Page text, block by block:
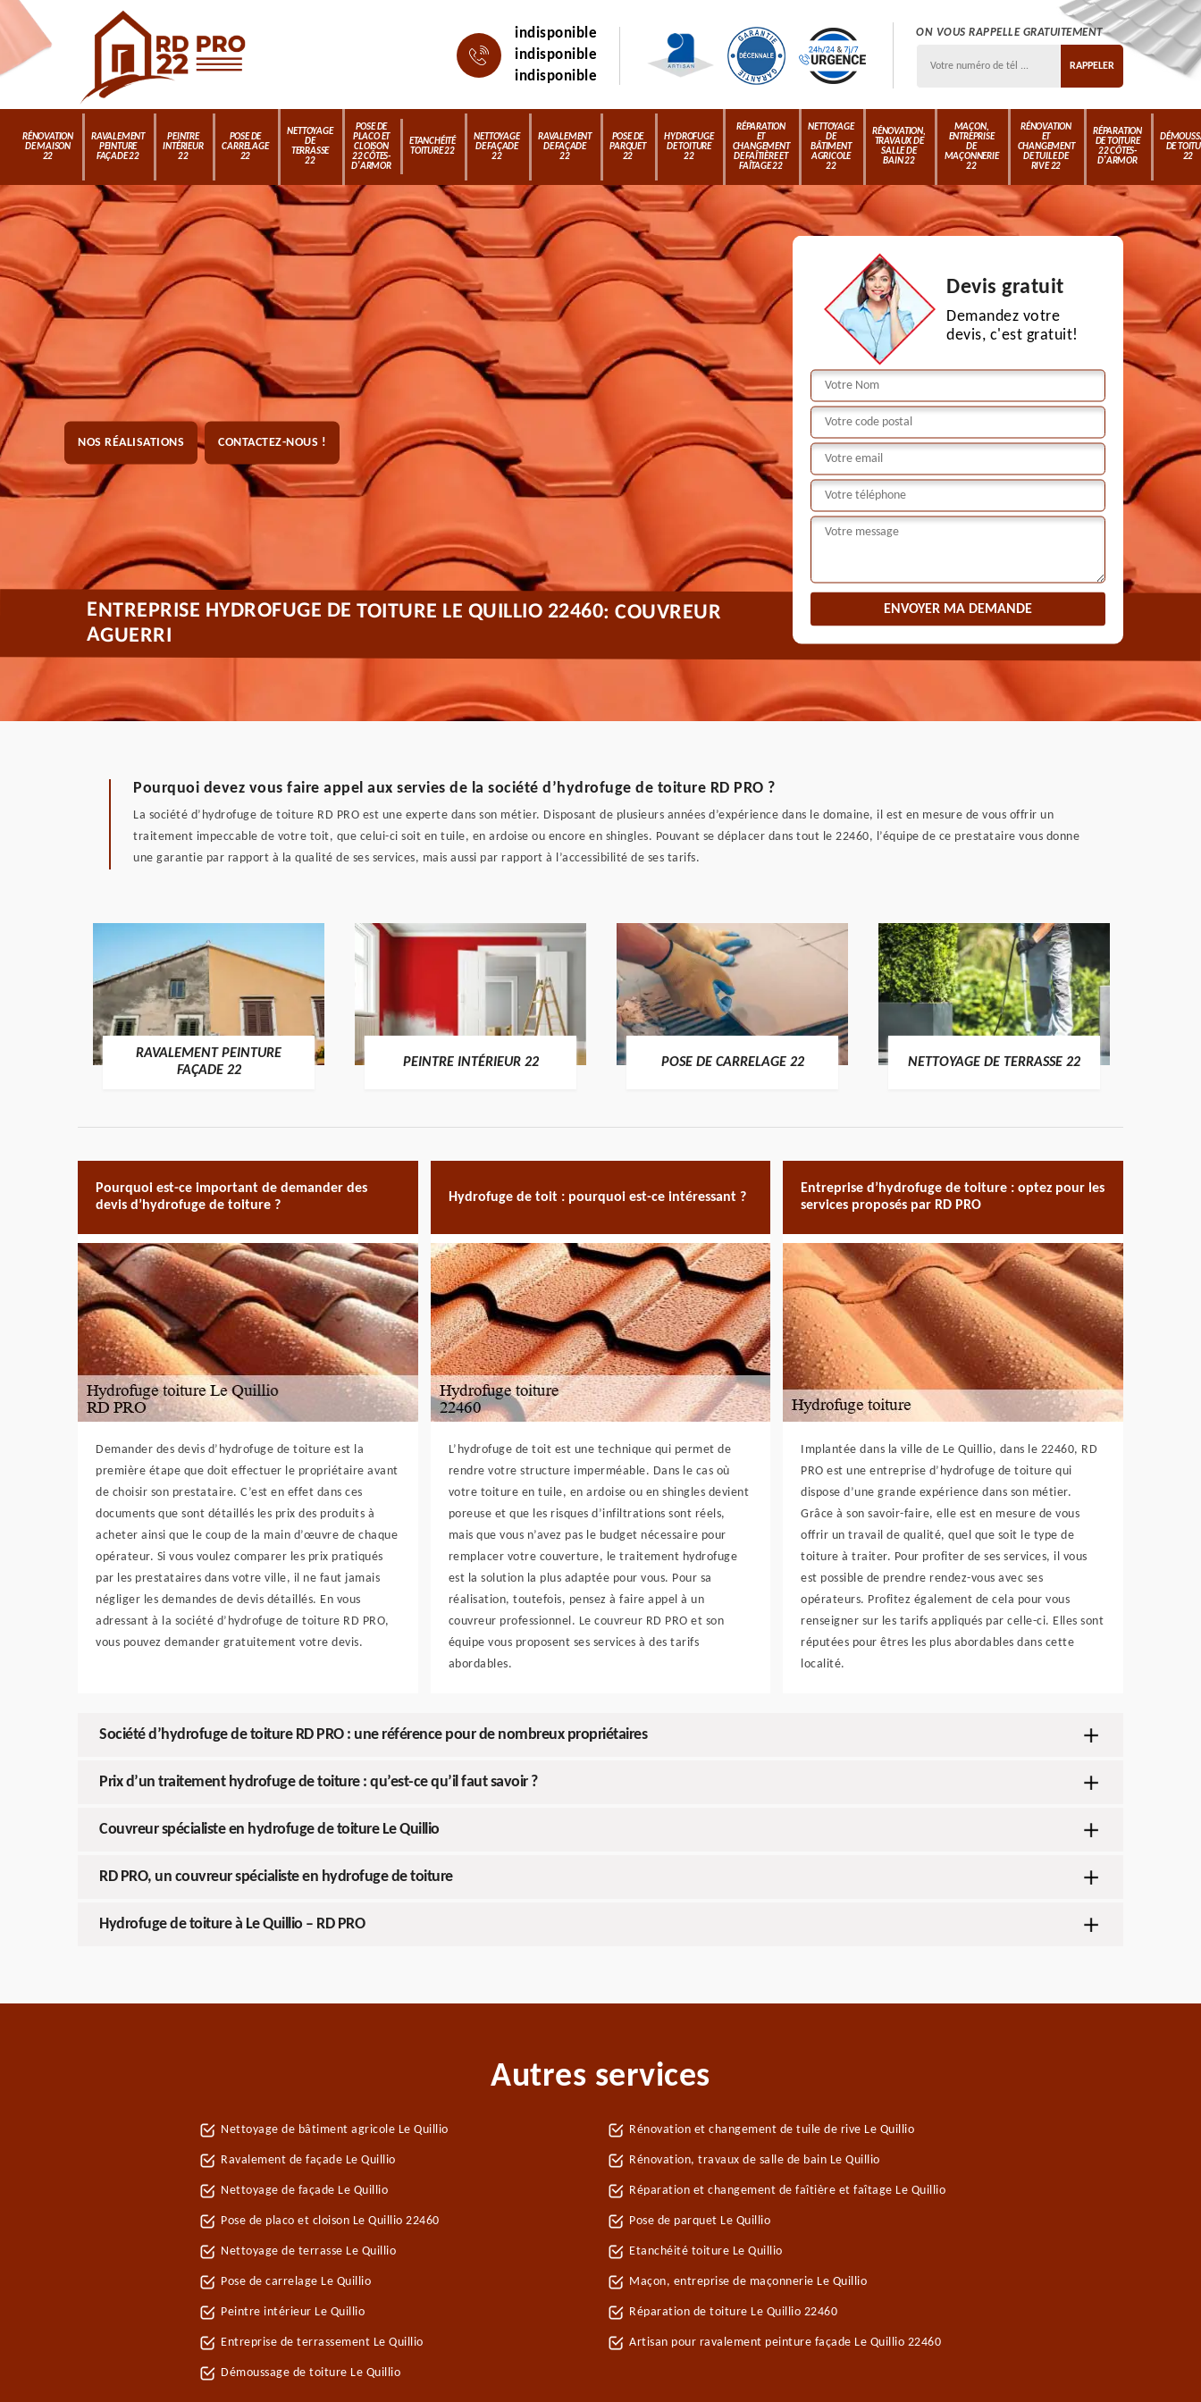
indisponible
indisponible
indisponible
ON VOUS RAPPELLE GRATUITEMENT
RÉNOVATION
DE MAISON
22
RAVALEMENT
PEINTURE
FAÇADE 22
PEINTRE
INTÉRIEUR
22
POSE DE
CARRELAGE
22
NETTOYAGE
DE
TERRASSE
22
POSE DE
PLACO ET
CLOISON
22 CÔTES-
D'ARMOR
ETANCHÉITÉ
TOITURE 22
NETTOYAGE
DE FAÇADE
22
RAVALEMENT
DE FAÇADE
22
POSE DE
PARQUET
22
HYDROFUGE
DE TOITURE
22
RÉPARATION
ET
CHANGEMENT
DE FAÎTIÈRE ET
FAÎTAGE 22
NETTOYAGE
DE
BÂTIMENT
AGRICOLE
22
RÉNOVATION,
TRAVAUX DE
SALLE DE
BAIN 22
MAÇON,
ENTREPRISE
DE
MAÇONNERIE
22
RÉNOVATION
ET
CHANGEMENT
DE TUILE DE
RIVE 22
RÉPARATION
DE TOITURE
22 CÔTES-
D'ARMOR
DE
22
NOS RÉALISATIONS CONTACTEZ-NOUS !
Devis gratuit
Demandez votre
devis, c'est gratuit!
ENTREPRISE HYDROFUGE DE TOITURE LE QUILLIO 22460: COUVREUR
AGUERRI
Pourquoi devez vous faire appel aux servies de la société d’hydrofuge de toiture RD PRO ?
La société d’hydrofuge de toiture RD PRO est une experte dans son métier. Disposant de plusieurs années d’expérience dans le domaine, il est en mesure de vous offrir un
traitement impeccable de votre toit, que celui-ci soit en tuile, en ardoise ou encore en shingles. Pouvant se déplacer dans tout le 22460, l’équipe de ce prestataire vous donne
une garantie par rapport à la qualité de ses services, mais aussi par rapport à l’accessibilité de ses tarifs.
RAVALEMENT PEINTURE
FAÇADE 22
PEINTRE INTÉRIEUR 22 POSE DE CARRELAGE 22 NETTOYAGE DE TERRASSE 22
Pourquoi est-ce important de demander des
devis d’hydrofuge de toiture ?
Demander des devis d’hydrofuge de toiture est la
première étape que doit effectuer le propriétaire avant
de choisir son prestataire. C’est en effet dans ces
documents que sont détaillés les prix des produits à
acheter ainsi que le coup de la main d’œuvre de chaque
opérateur. Si vous voulez comparer les prix pratiqués
par les prestataires dans votre ville, il ne faut jamais
négliger les demandes de devis détaillés. En vous
adressant à la société d’hydrofuge de toiture RD PRO,
vous pouvez demander gratuitement votre devis.
Hydrofuge de toit : pourquoi est-ce intéressant ?
L’hydrofuge de toit est une technique qui permet de
rendre votre structure imperméable. Dans le cas où
votre toiture en tuile, en ardoise ou en shingles devient
poreuse et que les risques d’infiltrations sont réels,
mais que vous n’avez pas le budget nécessaire pour
remplacer votre couverture, le traitement hydrofuge
est la solution la plus adaptée pour vous. Pour sa
réalisation, toutefois, pensez à faire appel à un
couvreur professionnel. Le couvreur RD PRO et son
équipe vous proposent ses services à des tarifs
abordables.
Entreprise d’hydrofuge de toiture : optez pour les
services proposés par RD PRO
Implantée dans la ville de Le Quillio, dans le 22460, RD
PRO est une entreprise d’hydrofuge de toiture qui
dispose d’une grande expérience dans son métier.
Grâce à son savoir-faire, elle est en mesure de vous
offrir un travail de qualité, quel que soit le type de
toiture à traiter. Pour profiter de ses services, il vous
est possible de prendre rendez-vous avec ses
opérateurs. Profitez également de cela pour vous
renseigner sur les tarifs appliqués par celle-ci. Elles sont
réputées pour êtres les plus abordables dans cette
localité.
Société d’hydrofuge de toiture RD PRO : une référence pour de nombreux propriétaires
Prix d’un traitement hydrofuge de toiture : qu’est-ce qu’il faut savoir ?
Couvreur spécialiste en hydrofuge de toiture Le Quillio
RD PRO, un couvreur spécialiste en hydrofuge de toiture
Hydrofuge de toiture à Le Quillio – RD PRO
Autres services
Nettoyage de bâtiment agricole Le Quillio
Ravalement de façade Le Quillio
Nettoyage de façade Le Quillio
Pose de placo et cloison Le Quillio 22460
Nettoyage de terrasse Le Quillio
Pose de carrelage Le Quillio
Peintre intérieur Le Quillio
Entreprise de terrassement Le Quillio
Démoussage de toiture Le Quillio
Rénovation et changement de tuile de rive Le Quillio
Rénovation, travaux de salle de bain Le Quillio
Réparation et changement de faîtière et faîtage Le Quillio
Pose de parquet Le Quillio
Etanchéité toiture Le Quillio
Maçon, entreprise de maçonnerie Le Quillio
Réparation de toiture Le Quillio 22460
Artisan pour ravalement peinture façade Le Quillio 22460